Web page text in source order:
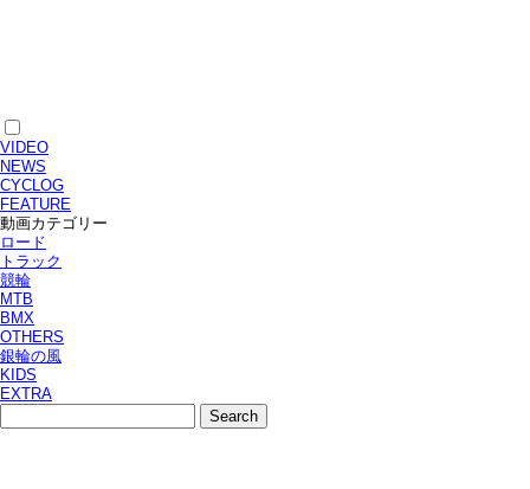
VIDEO
NEWS
CYCLOG
FEATURE
動画カテゴリー
ロード
トラック
競輪
MTB
BMX
OTHERS
銀輪の風
KIDS
EXTRA